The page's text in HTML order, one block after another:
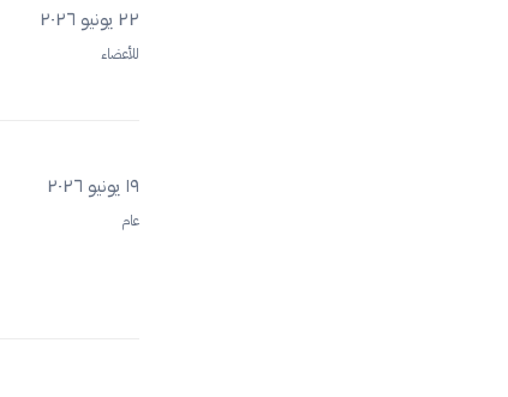
٢٢ يونيو ٢٠٢٦
للأعضاء
١٩ يونيو ٢٠٢٦
عام